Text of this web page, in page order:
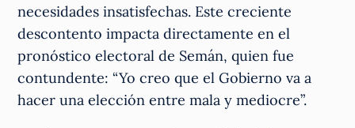
necesidades insatisfechas. Este creciente
descontento impacta directamente en el
pronóstico electoral de Semán, quien fue
contundente: “Yo creo que el Gobierno va a
hacer una elección entre mala y mediocre”.